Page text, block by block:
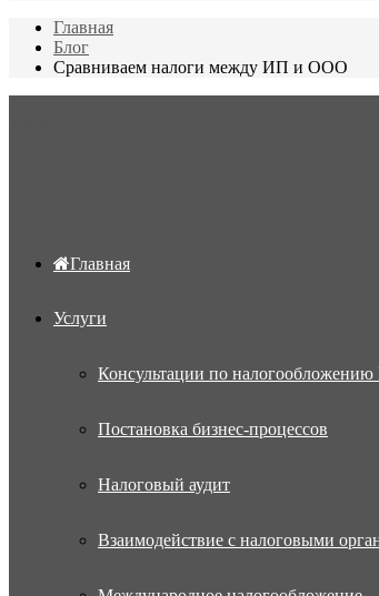
Главная
Блог
Сравниваем налоги между ИП и ООО
Главная
Услуги
Консультации по
Постановка бизнес-процессов
Налоговый аудит
Взаимодействие с налоговыми